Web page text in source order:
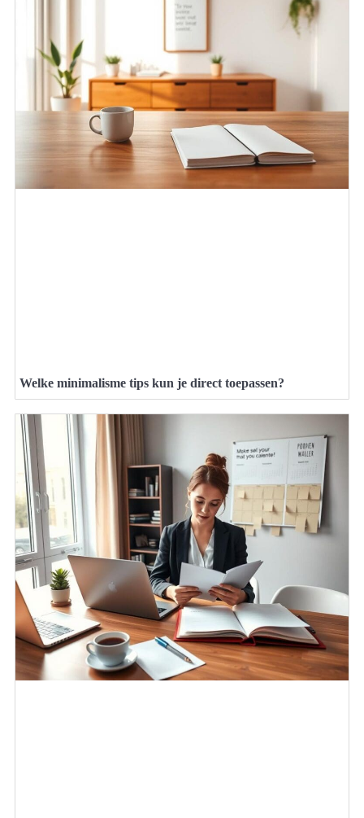
Welke minimalisme tips kun je direct toepassen?